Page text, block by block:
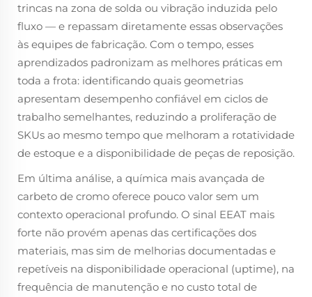
trincas na zona de solda ou vibração induzida pelo
fluxo — e repassam diretamente essas observações
às equipes de fabricação. Com o tempo, esses
aprendizados padronizam as melhores práticas em
toda a frota: identificando quais geometrias
apresentam desempenho confiável em ciclos de
trabalho semelhantes, reduzindo a proliferação de
SKUs ao mesmo tempo que melhoram a rotatividade
de estoque e a disponibilidade de peças de reposição.
Em última análise, a química mais avançada de
carbeto de cromo oferece pouco valor sem um
contexto operacional profundo. O sinal EEAT mais
forte não provém apenas das certificações dos
materiais, mas sim de melhorias documentadas e
repetíveis na disponibilidade operacional (uptime), na
frequência de manutenção e no custo total de